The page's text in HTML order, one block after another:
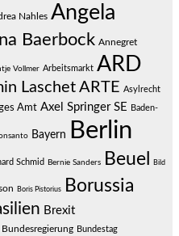
Nahles Angela
Baerbock Annegret
Vollmer Arbeitsmarkt ARD
Laschet ARTE Asylrecht
Amt Axel Springer SE Baden-
Bayern Berlin
Schmid Bernie Sanders Beuel Bild
Boris Pistorius
Borussia
Brexit
Bundesregierung Bundestag